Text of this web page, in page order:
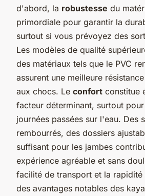
d'abord, la robustesse du
primordiale pour garantir la
surtout si vous prévoyez des
Les modèles de qualité
des matériaux tels que le PVC
assurent une meilleure
aux chocs. Le confort constitue
facteur déterminant, surtout
journées passées sur l'eau. Des
rembourrés, des dossiers
suffisant pour les jambes
expérience agréable et sans
facilité de transport et la
des avantages notables des